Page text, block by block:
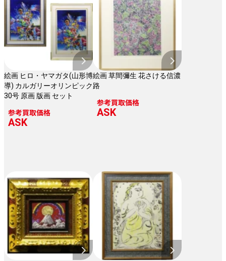
絵画 ヒロ・ヤマガタ(山形博
導) カルガリーオリンピック
30号 原画 版画 セット
参考買取価格
ASK
絵画 草間彌生 花さける信濃
路
参考買取価格
ASK